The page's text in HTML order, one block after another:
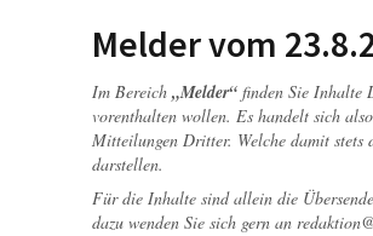
Melder vom
Im Bereich „Melder“ finden Sie Inhalte
vorenthalten wollen. Es handelt sich
Mitteilungen Dritter. Welche damit stets
darstellen.
Für die Inhalte sind allein die
dazu wenden Sie sich gern an